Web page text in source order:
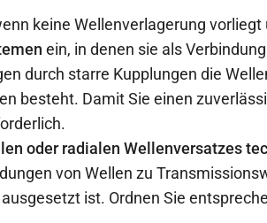
keine Wellenverlagerung
ein, in denen sie als
durch starre Kupplungen die
besteht. Damit Sie einen
oder radialen Wellenversatzes
von Wellen zu
ausgesetzt ist. Ordnen Sie